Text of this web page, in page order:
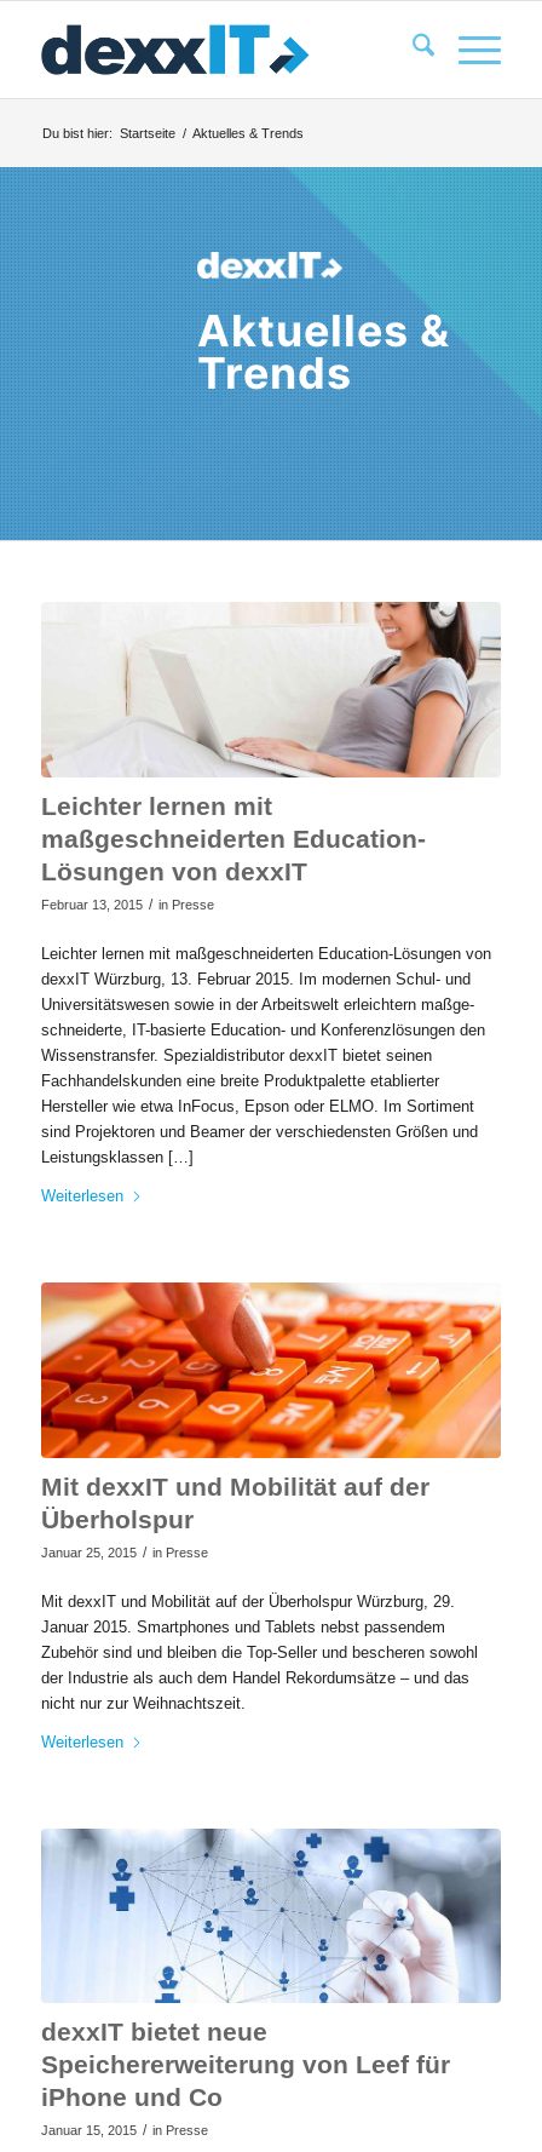
Du bist hier: Startseite / Aktuelles & Trends
Aktuelles &
Trends
Leichter lernen mit
maßgeschneiderten Education-
Lösungen von dexxIT
Februar 13, 2015 / in Presse
Leichter lernen mit maßgeschneiderten Education-Lösungen von
dexxIT Würzburg, 13. Februar 2015. Im modernen Schul- und
Universitätswesen sowie in der Arbeitswelt erleichtern maßge-
schneiderte, IT-basierte Education- und Konferenzlösungen den
Wissenstransfer. Spezialdistributor dexxIT bietet seinen
Fachhandelskunden eine breite Produktpalette etablierter
Hersteller wie etwa InFocus, Epson oder ELMO. Im Sortiment
sind Projektoren und Beamer der verschiedensten Größen und
Leistungsklassen […]
Weiterlesen
Mit dexxIT und Mobilität auf der
Überholspur
Januar 25, 2015 / in Presse
Mit dexxIT und Mobilität auf der Überholspur Würzburg, 29.
Januar 2015. Smartphones und Tablets nebst passendem
Zubehör sind und bleiben die Top-Seller und bescheren sowohl
der Industrie als auch dem Handel Rekordumsätze – und das
nicht nur zur Weihnachtszeit.
Weiterlesen
dexxIT bietet neue
Speichererweiterung von Leef für
iPhone und Co
Januar 15, 2015 / in Presse